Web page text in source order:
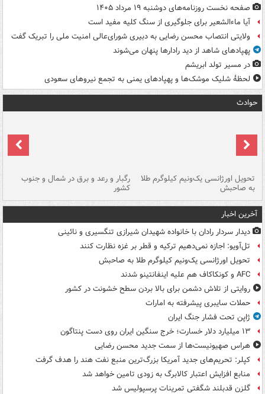
صفحه نخست روزنامه‌های دوشنبه ۱۹ مرداد ۱۴۰۵
آیا ماءالشعیر برای جلوگیری از سنگ کلیه مفید است
ولایتی انتصاب محسن رضایی به دبیری شورای‌عالی امنیت ملی را تبریک گفت
پهپادهای شاهد از دید رادارها پنهان می‌شوند
در مسیر تولد ابریشم
لحظۀ شلیک موشک‌ها و پهپادهای یمنی به تجمع نیروهای سعودی
حوادث
تحویل اورژانسی یک‌ونیم کیلوگرم طلا
به صاحبش
رگبار و رعد و برق در شمال و جنوب
کشور
آخرین اخبار
دیدار سردار رادان با خانواده‌ شهیدان شیرازی تنگسیری و نائینی
تل‌آویو: اجازه نمی‌دهیم ترکیه و قطر بر غزه نظارت کنند
تحویل اورژانسی یک‌ونیم کیلوگرم طلا به صاحبش
AFC و کونکاکاف هم علیه اینفانتینو شدند
روایتی از تلاش دشمن برای بالا بردن سطح خشونت در کشور
حملات سایبری پیشرفته به امارات
ژاپن تحت فشار جنگ ایران
۱۳ میلیارد دلار خسارت؛ خرج سنگین ایران روی دست پنتاگون
هراس صهیونیست‌ها از سمت جدید محسن رضایی
کپلر: تحریم‌های جدید آمریکا بزرگ‌ترین منبع نفت هند را هدف گرفت
منابع افزایش اعتبار کالابرگ به زودی تامین خواهد شد
گلزن قدبلند شگفتی تمرینات پرسپولیس شد